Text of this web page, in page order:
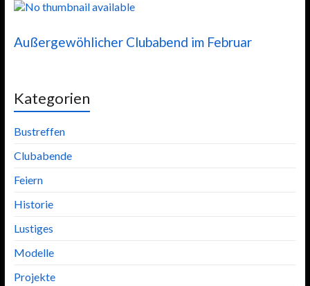
Außergewöhlicher Clubabend im Februar
Kategorien
Bustreffen
Clubabende
Feiern
Historie
Lustiges
Modelle
Projekte